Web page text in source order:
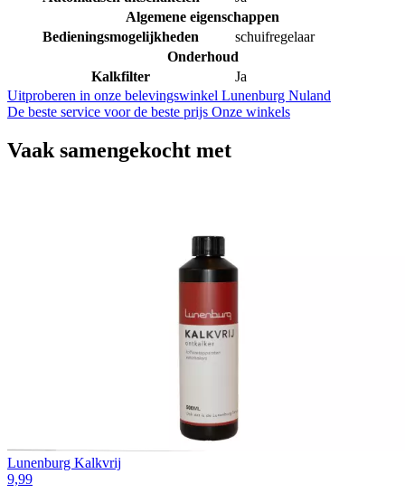
Algemene eigenschappen
Bedieningsmogelijkheden
schuifregelaar
Onderhoud
Kalkfilter
Ja
Uitproberen in onze belevingswinkel Lunenburg Nuland
De beste service voor de beste prijs Onze winkels
Vaak samengekocht met
Lunenburg Kalkvrij
9,99